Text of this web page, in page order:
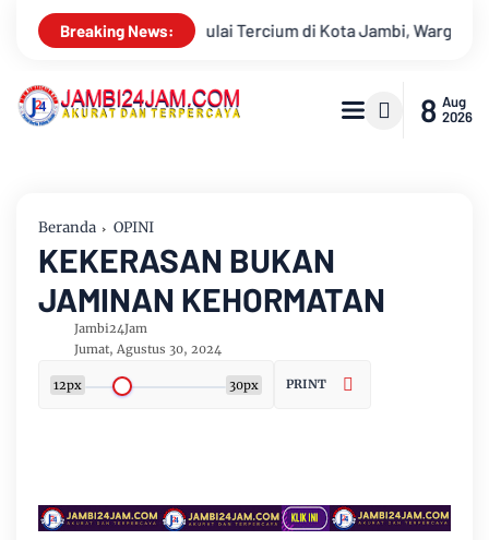
Breaking News:
Warga Diminta Waspada Hadapi Puncak Kemarau
8 Aug
2026
Beranda OPINI
KEKERASAN BUKAN
JAMINAN KEHORMATAN
Jambi24Jam
Jumat, Agustus 30, 2024
12px 30px PRINT